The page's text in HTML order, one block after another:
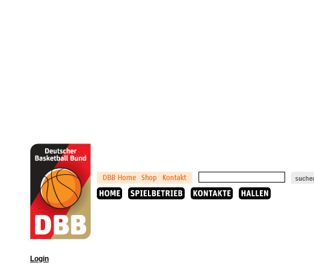
Login